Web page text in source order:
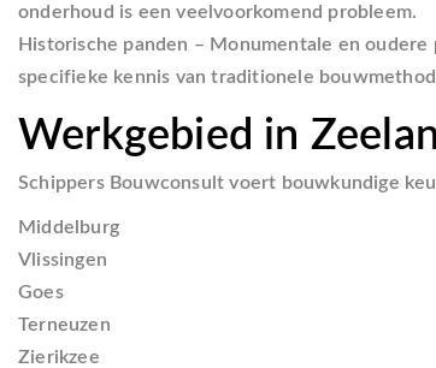
onderhoud is een veelvoorkomend probleem.
Historische panden – Monumentale en oudere
specifieke kennis van traditionele
Werkgebied in
Schippers Bouwconsult voert bouwkundige
Middelburg
Vlissingen
Goes
Terneuzen
Zierikzee